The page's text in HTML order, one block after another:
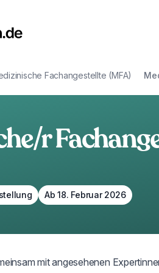
Fachangestellte (MFA)
r
Ab 18. Februar 2026
mit angesehenen